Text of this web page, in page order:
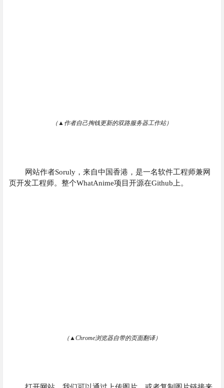
（▲ 作者自己掏钱更新的双路服务器工作站）
网站作者Soruly，来自中国香港，是一名软件工程师兼网
页开发工程师。整个WhatAnime项目 开源在Github上。
（▲Chrome浏览器自带的页面翻译）